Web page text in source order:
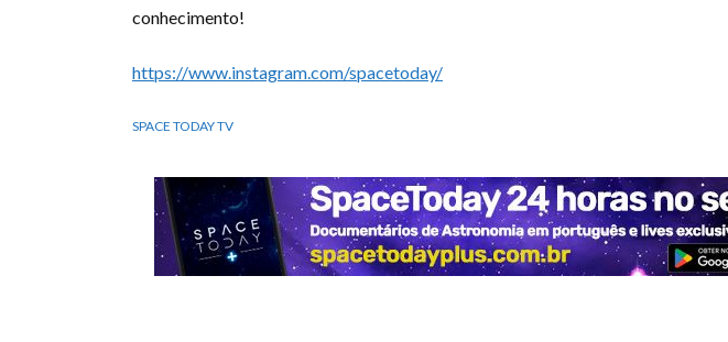
conhecimento!
https://www.instagram.com/spacetoday/
SPACE TODAY TV